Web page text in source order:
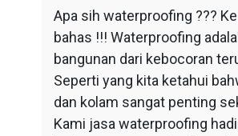
Apa sih waterproofing ???
bahas !!! Waterproofing
bangunan dari kebocoran
Seperti yang kita ketahui
dan kolam sangat penting
Kami jasa waterproofing